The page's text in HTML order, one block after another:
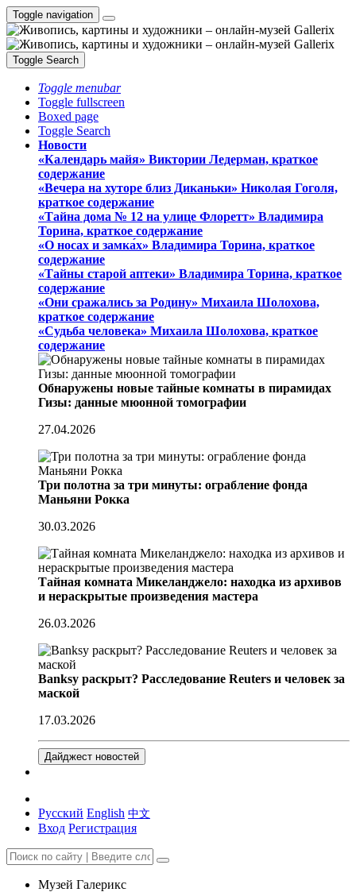
Toggle navigation
Toggle Search
Toggle menubar
Toggle fullscreen
Boxed page
Toggle Search
Новости
«Календарь майя» Виктории Ледерман, краткое
содержание
«Вечера на хуторе близ Диканьки» Николая Гоголя,
краткое содержание
«Тайна дома № 12 на улице Флоретт» Владимира
Торина, краткое содержание
«О носах и замка́х» Владимира Торина, краткое
содержание
«Тайны старой аптеки» Владимира Торина, краткое
содержание
«Они сражались за Родину» Михаила Шолохова,
краткое содержание
«Судьба человека» Михаила Шолохова, краткое
содержание
Обнаружены новые тайные комнаты в пирамидах
Гизы: данные мюонной томографии
27.04.2026
Три полотна за три минуты: ограбление фонда
Маньяни Рокка
30.03.2026
Тайная комната Микеланджело: находка из архивов
и нераскрытые произведения мастера
26.03.2026
Banksy раскрыт? Расследование Reuters и человек за
маской
17.03.2026
Дайджест новостей
Русский English 中文
Вход Регистрация
Музей Галерикс